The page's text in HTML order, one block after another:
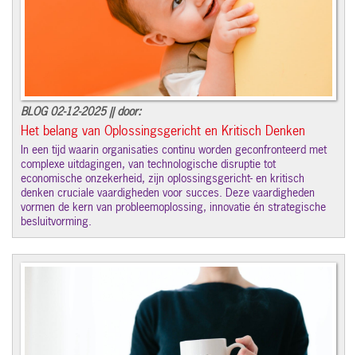
BLOG 02-12-2025 || door:
Het belang van Oplossingsgericht en Kritisch Denken
In een tijd waarin organisaties continu worden geconfronteerd met
complexe uitdagingen, van technologische disruptie tot
economische onzekerheid, zijn oplossingsgericht- en kritisch
denken cruciale vaardigheden voor succes. Deze vaardigheden
vormen de kern van probleemoplossing, innovatie én strategische
besluitvorming.